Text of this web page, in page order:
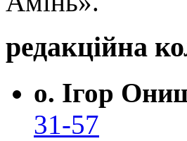
редакційна
о. Ігор
31-57